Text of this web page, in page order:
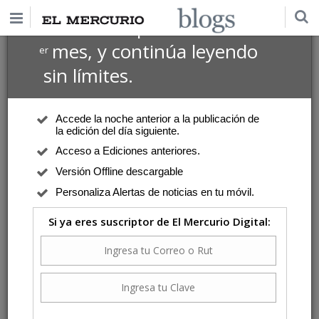
Suscríbete por $1 USD
ermes, y continúa leyendo
sin límites.
Accede la noche anterior a la publicación de
la edición del día siguiente.
Acceso a Ediciones anteriores.
Versión Offline descargable
Personaliza Alertas de noticias en tu móvil.
Si ya eres suscriptor de El Mercurio Digital:
Jeftanovic, Andrea
colectivo Lastesis
“Antes de su reconocido trabajo ‘Un violador en tu camino', ya habían
en la pieza ‘Patriarcado y Capital es alianza criminal'”.
Teatro liberado en el verano
“El jueves 16 se inaugura otro festival: ENTEPOLA, la iniciativa artística
comunitaria al aire libre y con acceso gratuito más antigua de Chile, una